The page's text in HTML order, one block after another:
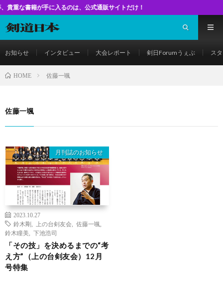
手に入るのは、公式通販サイトだけ！
お知らせ インタビュー 大会レポート 剣日Forumうぇぶ ス
HOME 佐藤一颯
佐藤一颯
月刊誌のお知らせ
2023.10.27
鈴木剛
上の台剣友会 佐藤一颯
鈴木瞳美
下池浩司
「その技」を決めるまでの“考
え方”（上の台剣友会）12月
号特集